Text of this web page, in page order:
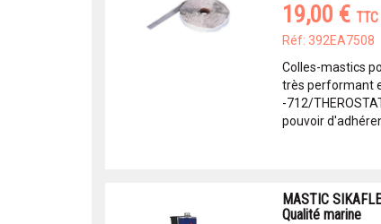
19,00 € TTC
Réf: 392EA7508
Colles-mastics
très performant
-712/
pouvoir
MASTIC
Qualité marine